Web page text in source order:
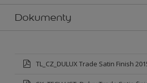
Dokumenty
TL_CZ_DULUX Trade Satin Finish